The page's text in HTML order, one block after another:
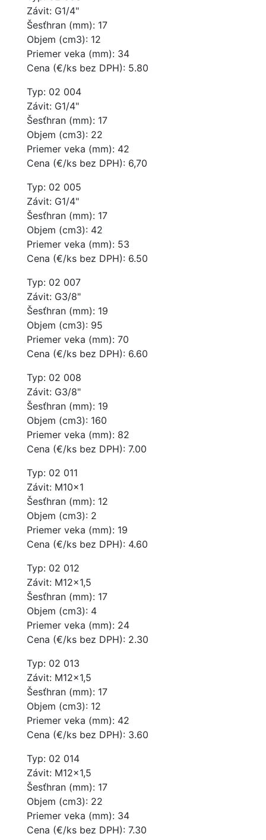
Závit: G1/4"
Šesťhran (mm): 17
Objem (cm3): 12
Priemer veka (mm): 34
Cena (€/ks bez DPH): 5.80
Typ: 02 004
Závit: G1/4"
Šesťhran (mm): 17
Objem (cm3): 22
Priemer veka (mm): 42
Cena (€/ks bez DPH): 6,70
Typ: 02 005
Závit: G1/4"
Šesťhran (mm): 17
Objem (cm3): 42
Priemer veka (mm): 53
Cena (€/ks bez DPH): 6.50
Typ: 02 007
Závit: G3/8"
Šesťhran (mm): 19
Objem (cm3): 95
Priemer veka (mm): 70
Cena (€/ks bez DPH): 6.60
Typ: 02 008
Závit: G3/8"
Šesťhran (mm): 19
Objem (cm3): 160
Priemer veka (mm): 82
Cena (€/ks bez DPH): 7.00
Typ: 02 011
Závit: M10x1
Šesťhran (mm): 12
Objem (cm3): 2
Priemer veka (mm): 19
Cena (€/ks bez DPH): 4.60
Typ: 02 012
Závit: M12x1,5
Šesťhran (mm): 17
Objem (cm3): 4
Priemer veka (mm): 24
Cena (€/ks bez DPH): 2.30
Typ: 02 013
Závit: M12x1,5
Šesťhran (mm): 17
Objem (cm3): 12
Priemer veka (mm): 42
Cena (€/ks bez DPH): 3.60
Typ: 02 014
Závit: M12x1,5
Šesťhran (mm): 17
Objem (cm3): 22
Priemer veka (mm): 34
Cena (€/ks bez DPH): 7.30